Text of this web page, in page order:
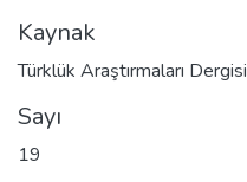
Kaynak
Türklük Araştırmaları Dergisi
Sayı
19